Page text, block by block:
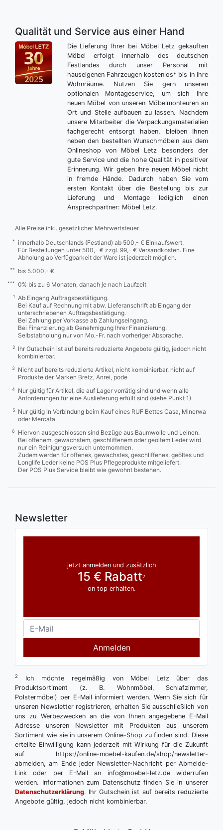
Qualität und Service aus einer Hand
Die Lieferung Ihrer bei Möbel Letz gekauften
Möbel erfolgt innerhalb des deutschen
Festlandes durch unser Personal mit
hauseigenen Fahrzeugen kostenlos* bis in Ihre
Wohnräume. Nutzen Sie gern unseren
optionalen Montageservice, um sich Ihre
neuen Möbel von unseren Möbelmonteuren an
Ort und Stelle aufbauen zu lassen. Nachdem
unsere Mitarbeiter die Verpackungsmaterialien
fachgerecht entsorgt haben, bleiben Ihnen
neben den bestellten Wunschmöbeln aus dem
Onlineshop von Möbel Letz besonders der
gute Service und die hohe Qualität in positiver
Erinnerung. Wir geben Ihre neuen Möbel nicht
in fremde Hände. Dadurch haben Sie vom
ersten Kontakt über die Bestellung bis zur
Lieferung und Montage lediglich einen
Ansprechpartner: Möbel Letz.
Alle Preise inkl. gesetzlicher Mehrwertsteuer.
*
innerhalb Deutschlands (Festland) ab 500,- € Einkaufswert.
Für Bestellungen unter 500,- € zzgl. 99,- € Versandkosten. Eine
Abholung ab Verfügbarkeit der Ware ist jederzeit möglich.
** bis 5.000,- €
*** 0% bis zu 6 Monaten, danach je nach Laufzeit
1
Ab Eingang Auftragsbestätigung.
Bei Kauf auf Rechnung mit abw. Lieferanschrift ab Eingang der
unterschriebenen Auftragsbestätigung.
Bei Zahlung per Vorkasse ab Zahlungseingang.
Bei Finanzierung ab Genehmigung Ihrer Finanzierung.
Selbstabholung nur von Mo.-Fr. nach vorheriger Absprache.
2
Ihr Gutschein ist auf bereits reduzierte Angebote gültig, jedoch nicht
kombinierbar.
3
Nicht auf bereits reduzierte Artikel, nicht kombinierbar, nicht auf
Produkte der Marken Bretz, Anrei, pode
4
Nur gültig für Artikel, die auf Lager vorrätig sind und wenn alle
Anforderungen für eine Auslieferung erfüllt sind (siehe Punkt 1).
5
Nur gültig in Verbindung beim Kauf eines RUF Bettes Casa, Minerwa
oder Mercata.
6
Hiervon ausgeschlossen sind Bezüge aus Baumwolle und Leinen.
Bei offenem, gewachstem, geschliffenem oder geöltem Leder wird
nur ein Reinigungsversuch unternommen.
Zudem werden für offenes, gewachstes, geschliffenes, geöltes und
Longlife Leder keine POS Plus Pflegeprodukte mitgeliefert.
Der POS Plus Service bleibt wie gewohnt bestehen.
Newsletter
jetzt anmelden und zusätzlich
15 € Rabatt2
on top erhalten.
Anmelden
2
Ich möchte regelmäßig von Möbel Letz über das
Produktsortiment (z. B. Wohnmöbel, Schlafzimmer,
Polstermöbel) per E-Mail informiert werden. Wenn Sie sich für
unseren Newsletter registrieren, erhalten Sie ausschließlich von
uns zu Werbezwecken an die von Ihnen angegebene E-Mail
Adresse unseren Newsletter mit Produkten aus unserem
Sortiment wie sie in unserem Online-Shop zu finden sind. Diese
erteilte Einwilligung kann jederzeit mit Wirkung für die Zukunft
auf https://online-moebel-kaufen.de/shop/newsletter-
abmelden, am Ende jeder Newsletter-Nachricht per Abmelde-
Link oder per E-Mail an info@moebel-letz.de widerrufen
werden. Informationen zum Datenschutz finden Sie in unserer
Datenschutzerklärung. Ihr Gutschein ist auf bereits reduzierte
Angebote gültig, jedoch nicht kombinierbar.